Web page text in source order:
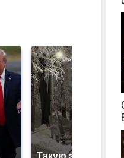
Такую зиму в